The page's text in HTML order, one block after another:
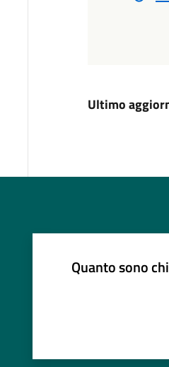
Ultimo
Quanto sono